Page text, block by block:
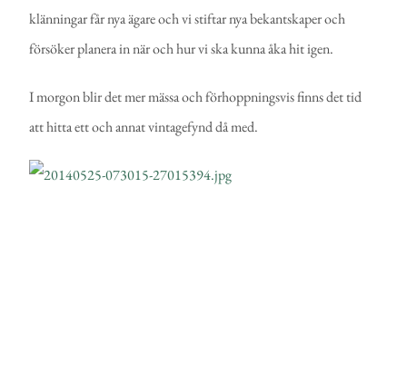
klänningar får nya ägare och vi stiftar nya bekantskaper och
försöker planera in när och hur vi ska kunna åka hit igen.
I morgon blir det mer mässa och förhoppningsvis finns det tid
att hitta ett och annat vintagefynd då med.